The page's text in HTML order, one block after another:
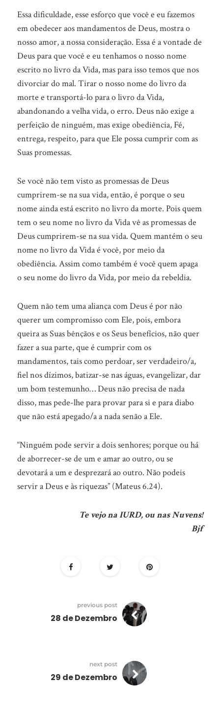
Essa dificuldade, esse esforço que você e eu fazemos
em obedecer aos mandamentos de Deus, mostra o
nosso amor, a nossa consideração. Essa é a vontade de
Deus para que você e eu tenhamos o nosso nome
escrito no livro da Vida, mas para isso temos que nos
divorciar do mal. Tirar o nosso nome do livro da
morte e transportá-lo para o livro da Vida,
abandonando a velha vida, o erro. Deus não exige a
perfeição de ninguém, mas exige obediência, Fé,
entrega, respeito, para que Ele possa cumprir com as
Suas promessas.
Se você não tem visto as promessas de Deus
cumprirem-se na sua vida, então, é porque o seu
nome ainda está escrito no livro da morte. Pois quem
tem o seu nome no livro da Vida vê as promessas de
Deus cumprirem-se na sua vida. Quem mantém o seu
nome no livro da Vida é você, por meio da
obediência. Assim como também é você quem apaga
o seu nome do livro da Vida, por meio da rebeldia.
Quem não tem uma aliança com Deus é por não
querer um compromisso com Ele, pois, embora
queira as Suas bênçãos e os Seus benefícios, não quer
fazer a sua parte, que é cumprir com os
mandamentos, tais como perdoar, ser verdadeiro/a,
fiel nos dízimos, batizar-se nas águas, evangelizar, dar
um bom testemunho… Deus não precisa de nada
disso, mas pede-lhe para provar para si e para diabo
que não está apegado/a a nada senão a Ele.
“Ninguém pode servir a dois senhores; porque ou há
de aborrecer-se de um e amar ao outro, ou se
devotará a um e desprezará ao outro. Não podeis
servir a Deus e às riquezas” (Mateus 6.24).
Te vejo na IURD, ou nas Nuvens!
Bjf
previous post
28 de Dezembro
next post
29 de Dezembro